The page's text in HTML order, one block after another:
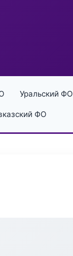
Уральский ФО
ФО